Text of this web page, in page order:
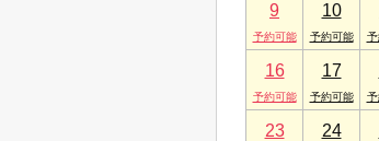
9 10
16 17
23 24